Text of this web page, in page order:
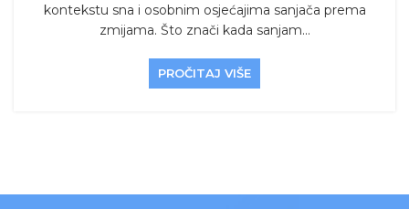
kontekstu sna i osobnim osjećajima sanjača prema
zmijama. Što znači kada sanjam...
PROČITAJ VIŠE